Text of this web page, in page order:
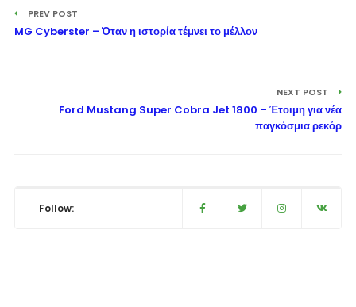
PREV POST
MG Cyberster – Όταν η ιστορία τέμνει το μέλλον
NEXT POST
Ford Mustang Super Cobra Jet 1800 – Έτοιμη για νέα
παγκόσμια ρεκόρ
Follow: